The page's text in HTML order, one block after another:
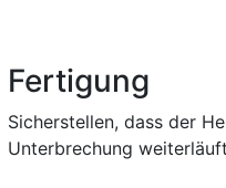
Fertigung
Sicherstellen, dass der
Unterbrechung